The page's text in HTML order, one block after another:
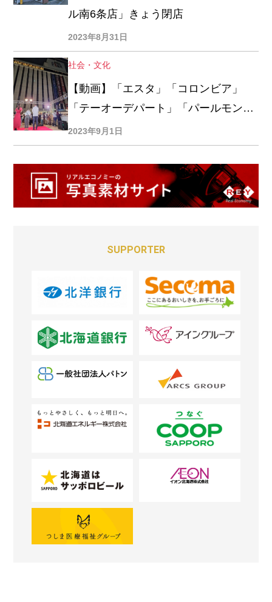
ル南6条店」きょう閉店
2023年8月31日
社会・文化
【動画】「エスタ」「コロンビア」
「テーオーデパート」「パールモンド
ール南6条店」、8・31北海道・それぞ
れの惜別
2023年9月1日
SUPPORTER